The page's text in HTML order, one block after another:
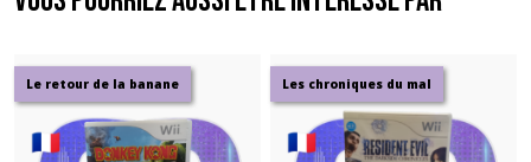
Le retour de la banane Les chroniques du mal